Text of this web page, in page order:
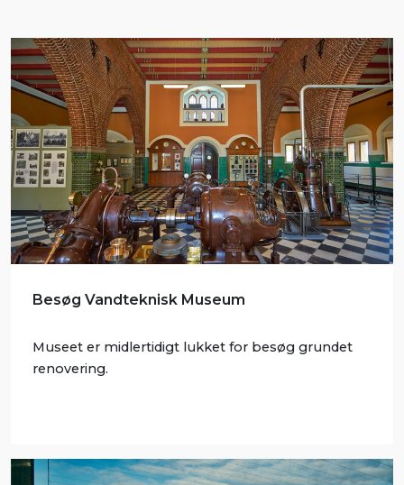
Besøg Vandteknisk Museum
Museet er midlertidigt lukket for besøg grundet
renovering.